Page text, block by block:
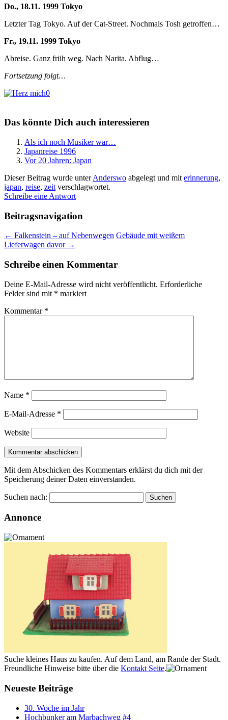
Do., 18.11. 1999 Tokyo
Letzter Tag Tokyo. Auf der Cat-Street. Nochmals Tosh getroffen…
Fr., 19.11. 1999 Tokyo
Abreise. Ganz früh weg. Nach Narita. Abflug…
Fortsetzung folgt…
0
Das könnte Dich auch interessieren
Als ich noch Musiker war…
Japanreise 1996
Vor 20 Jahren: Japan
Dieser Beitrag wurde unterAnderswo abgelegt und mit erinnerung,
japan, reise, zeit verschlagwortet.
Schreibe eine Antwort
Beitragsnavigation
← Falkenstein – auf Nebenwegen Gebäude mit weißem
Lieferwagen davor →
Schreibe einen Kommentar
Deine E-Mail-Adresse wird nicht veröffentlicht. Erforderliche
Felder sind mit * markiert
Kommentar *
Name *
E-Mail-Adresse *
Website
Mit dem Abschicken des Kommentars erklärst du dich mit der
Speicherung deiner Daten einverstanden.
Suchen nach:
Annonce
Suche kleines Haus zu kaufen. Auf dem Land, am Rande der Stadt.
Freundliche Hinweise bitte über die Kontakt Seite.
Neueste Beiträge
30. Woche im Jahr
Hochbunker am Marbachweg #4